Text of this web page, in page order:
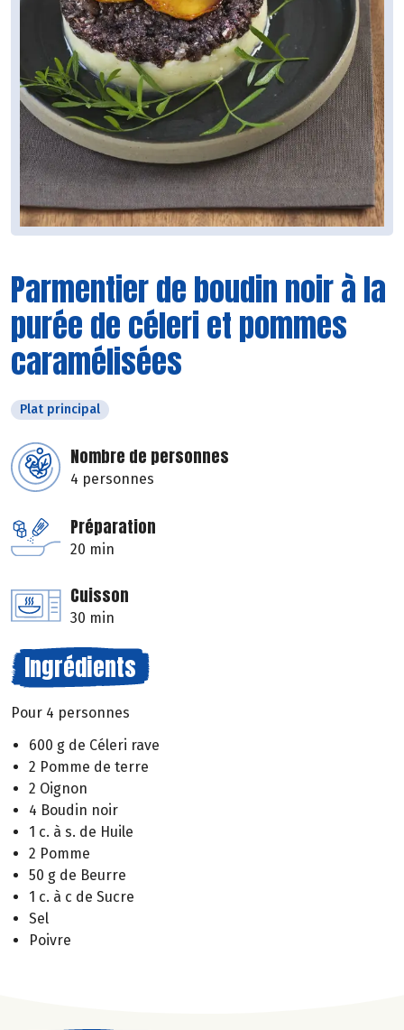
Parmentier de boudin noir à la
purée de céleri et pommes
caramélisées
Plat principal
Nombre de personnes
4 personnes
Préparation
20 min
Cuisson
30 min
Ingrédients
Pour 4 personnes
600 g de Céleri rave
2 Pomme de terre
2 Oignon
4 Boudin noir
1 c. à s. de Huile
2 Pomme
50 g de Beurre
1 c. à c de Sucre
Sel
Poivre